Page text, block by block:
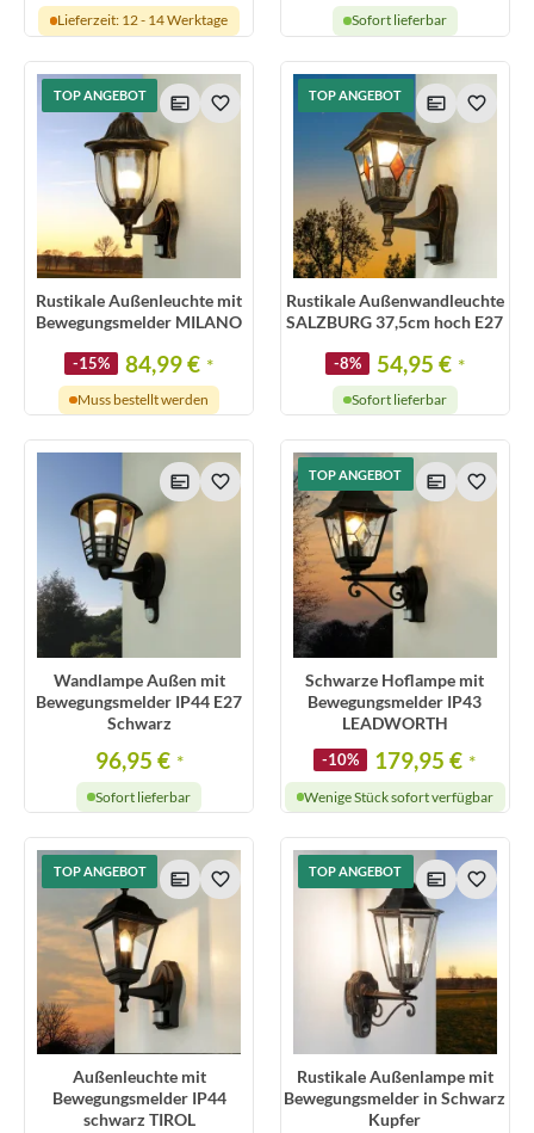
Lieferzeit: 12 - 14 Werktage Sofort lieferbar
TOP ANGEBOT
Rustikale Außenleuchte mit
Bewegungsmelder MILANO
-15% 84,99 € *
Muss bestellt werden
TOP ANGEBOT
Rustikale Außenwandleuchte
SALZBURG 37,5cm hoch E27
-8% 54,95 € *
Sofort lieferbar
Wandlampe Außen mit
Bewegungsmelder IP44 E27
Schwarz
96,95 € *
Sofort lieferbar
TOP ANGEBOT
Schwarze Hoflampe mit
Bewegungsmelder IP43
LEADWORTH
-10% 179,95 € *
Wenige Stück sofort verfügbar
TOP ANGEBOT
Außenleuchte mit
Bewegungsmelder IP44
schwarz TIROL
TOP ANGEBOT
Rustikale Außenlampe mit
Bewegungsmelder in Schwarz
Kupfer